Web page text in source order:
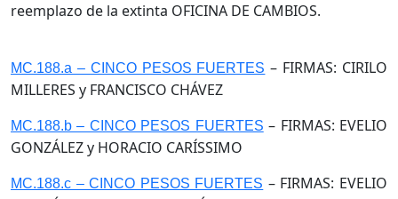
reemplazo de la extinta OFICINA DE CAMBIOS.
MC.188.a – CINCO PESOS FUERTES – FIRMAS: CIRILO
MILLERES y FRANCISCO CHÁVEZ
MC.188.b – CINCO PESOS FUERTES – FIRMAS: EVELIO
GONZÁLEZ y HORACIO CARÍSSIMO
MC.188.c – CINCO PESOS FUERTES – FIRMAS: EVELIO